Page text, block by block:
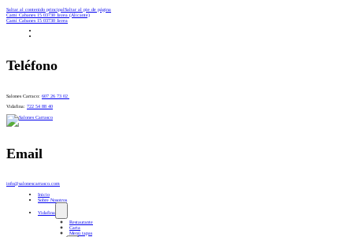
Saltar al contenido principalSaltar al pie de página
Camí Cabanes 15 03730 Javea (Alicante)
Camí Cabanes 15 03730 Javea
Teléfono
Salones Carraco: 607 26 73 02
Vidafina: 722 54 88 40
Email
info@salonescarrasco.com
Inicio
Sobre Nosotros
Vidafina
Restaurante
Carta
Menú tapas